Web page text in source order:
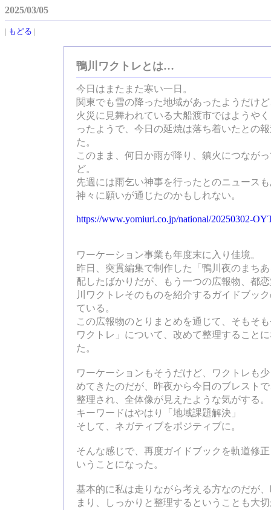
2025/03/05
| もどる |
鴨川ワクトレとは…
今日はまたまた寒い一日。
関東でも雪の降った地域があったようだけ
火災に見舞われている大船渡市ではようや
ったようで、今日の延焼は落ち着いたとの
た。
このまま、何日か雨が降り、鎮火につなが
ど。
先週には雨乞い神事を行ったとのニュース
神々に願いが通じたのかもしれない。
https://www.yomiuri.co.jp/national/20250302-
ワーケーション事業も年度末に入り佳境。
昨日、突貫編集で制作した「鴨川夜のまち
配したばかりだが、もう一つの広報物、都
川ワクトレそのものを紹介するガイドブッ
ている。
この広報物のとりまとめを通じて、そもそ
ワクトレ」について、改めて整理すること
た。
ワーケーションもそうだけど、ワクトレも
めてきたのだが、昨夜から今日のブレスト
整理され、全体像が見えたような気がする。
キーワードはやはり「地域課題解決」
そして、ネガティブをポジティブに。
そんな感じで、再度ガイドブックを軌道修
いうことになった。
基本的に私は走りながら考える方なのだが
まり、しっかりと整理するということも大